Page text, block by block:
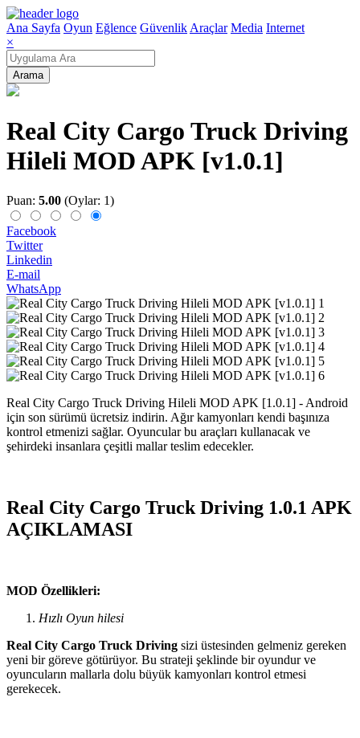
Ana Sayfa Oyun Eğlence Güvenlik Araçlar Media Internet
×
Arama
Real City Cargo Truck Driving
Hileli MOD APK [v1.0.1]
Puan: 5.00 (Oylar: 1)
Facebook
Twitter
Linkedin
E-mail
WhatsApp
Real City Cargo Truck Driving Hileli MOD APK [1.0.1] - Android
için son sürümü ücretsiz indirin. Ağır kamyonları kendi başınıza
kontrol etmenizi sağlar. Oyuncular bu araçları kullanacak ve
şehirdeki insanlara çeşitli mallar teslim edecekler.
Real City Cargo Truck Driving 1.0.1 APK
AÇIKLAMASI
MOD Özellikleri:
Hızlı Oyun hilesi
Real City Cargo Truck Driving sizi üstesinden gelmeniz gereken
yeni bir göreve götürüyor. Bu strateji şeklinde bir oyundur ve
oyuncuların mallarla dolu büyük kamyonları kontrol etmesi
gerekecek.